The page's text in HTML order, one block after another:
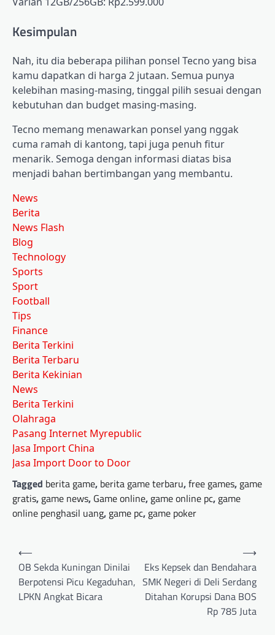
Kesimpulan
Nah, itu dia beberapa pilihan ponsel Tecno yang bisa
kamu dapatkan di harga 2 jutaan. Semua punya
kelebihan masing-masing, tinggal pilih sesuai dengan
kebutuhan dan budget masing-masing.
Tecno memang menawarkan ponsel yang nggak
cuma ramah di kantong, tapi juga penuh fitur
menarik. Semoga dengan informasi diatas bisa
menjadi bahan bertimbangan yang membantu.
News
Berita
News Flash
Blog
Technology
Sports
Sport
Football
Tips
Finance
Berita Terkini
Berita Terbaru
Berita Kekinian
News
Berita Terkini
Olahraga
Pasang Internet Myrepublic
Jasa Import China
Jasa Import Door to Door
Tagged berita game, berita game terbaru,free games, game
gratis, game news, Game online, game online pc, game
online penghasil uang, game pc, game poker
Post
navigation
⟵
OB Sekda Kuningan Dinilai
Berpotensi Picu Kegaduhan,
LPKN Angkat Bicara
Eks Kepsek dan Bendahara
SMK Negeri di Deli Serdang
Ditahan Korupsi Dana BOS
Rp 785 Juta
⟶